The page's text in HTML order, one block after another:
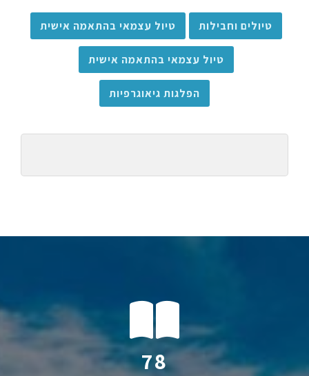
טיולים וחבילות טיול עצמאי בהתאמה אישית
טיול עצמאי בהתאמה אישית
הפלגות גיאוגרפיות
109